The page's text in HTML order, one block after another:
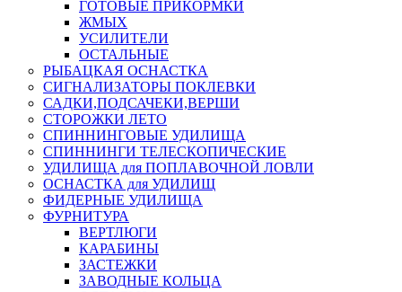
ГОТОВЫЕ ПРИКОРМКИ
ЖМЫХ
УСИЛИТЕЛИ
ОСТАЛЬНЫЕ
РЫБАЦКАЯ ОСНАСТКА
СИГНАЛИЗАТОРЫ ПОКЛЕВКИ
САДКИ,ПОДСАЧЕКИ,ВЕРШИ
СТОРОЖКИ ЛЕТО
СПИННИНГОВЫЕ УДИЛИЩА
СПИННИНГИ ТЕЛЕСКОПИЧЕСКИЕ
УДИЛИЩА для ПОПЛАВОЧНОЙ ЛОВЛИ
ОСНАСТКА для УДИЛИЩ
ФИДЕРНЫЕ УДИЛИЩА
ФУРНИТУРА
ВЕРТЛЮГИ
КАРАБИНЫ
ЗАСТЕЖКИ
ЗАВОДНЫЕ КОЛЬЦА